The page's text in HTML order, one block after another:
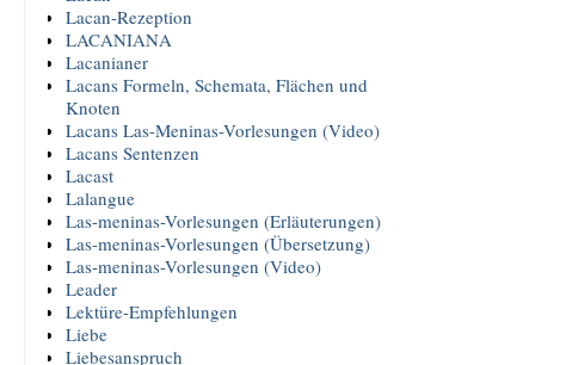
Lacan-Rezeption
LACANIANA
Lacanianer
Lacans Formeln, Schemata, Flächen und
Knoten
Lacans Las-Meninas-Vorlesungen (Video)
Lacans Sentenzen
Lacast
Lalangue
Las-meninas-Vorlesungen (Erläuterungen)
Las-meninas-Vorlesungen (Übersetzung)
Las-meninas-Vorlesungen (Video)
Leader
Lektüre-Empfehlungen
Liebe
Liebesanspruch